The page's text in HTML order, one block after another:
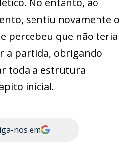
No entanto, ao
sentiu novamente o
percebeu que não teria
a partida, obrigando
toda a estrutura
inicial.
nos em